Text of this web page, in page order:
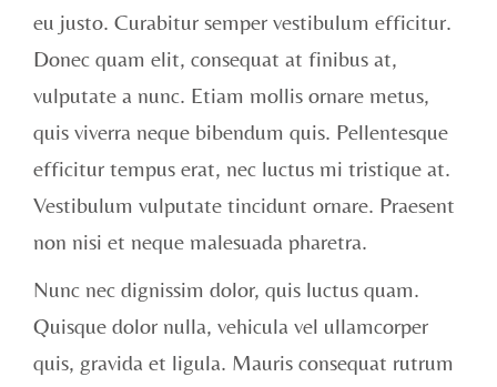
eu justo. Curabitur semper vestibulum efficitur.
Donec quam elit, consequat at finibus at,
vulputate a nunc. Etiam mollis ornare metus,
quis viverra neque bibendum quis. Pellentesque
efficitur tempus erat, nec luctus mi tristique at.
Vestibulum vulputate tincidunt ornare. Praesent
non nisi et neque malesuada pharetra.
Nunc nec dignissim dolor, quis luctus quam.
Quisque dolor nulla, vehicula vel ullamcorper
quis, gravida et ligula. Mauris consequat rutrum